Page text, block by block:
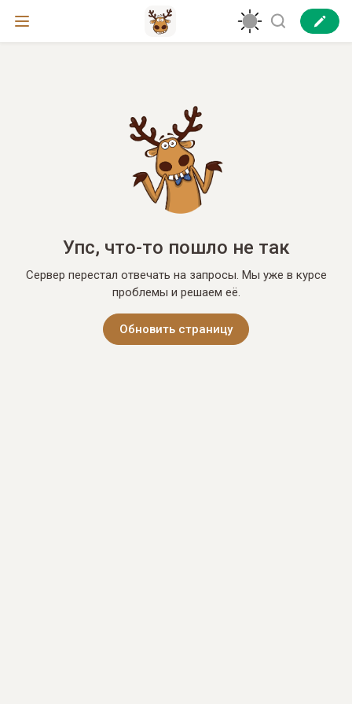
Упс, что-то пошло не так
Сервер перестал отвечать на запросы. Мы уже в курсе
проблемы и решаем её.
Обновить страницу